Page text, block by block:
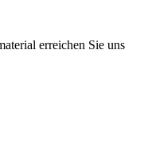
erreichen Sie uns